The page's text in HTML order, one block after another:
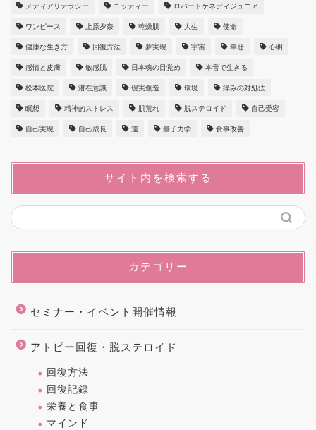
メディアリテラシー ユッティー ロバートケネディジュニア
ワンピース 上原夕奈 乾燥肌 人生 使命
健康な生き方 回復方法 夢実現 宇宙 幸せ 心明
感情と皮膚 敏感肌 日本魂の目覚め 本音で生きる
松本医院 潜在意識 現実創造 環境 痒みの対処法
瞑想 精神的ストレス 肌荒れ 脱ステロイド 自己受容
自己実現 自己成長 運 量子力学 食事改善
サイト内を検索する
カテゴリー
セミナー・イベント開催情報
アトピー回復・脱ステロイド
回復方法
回復記録
栄養と食事
マインド